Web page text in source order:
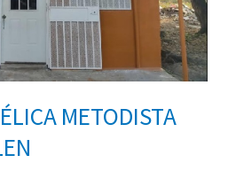
METODISTA